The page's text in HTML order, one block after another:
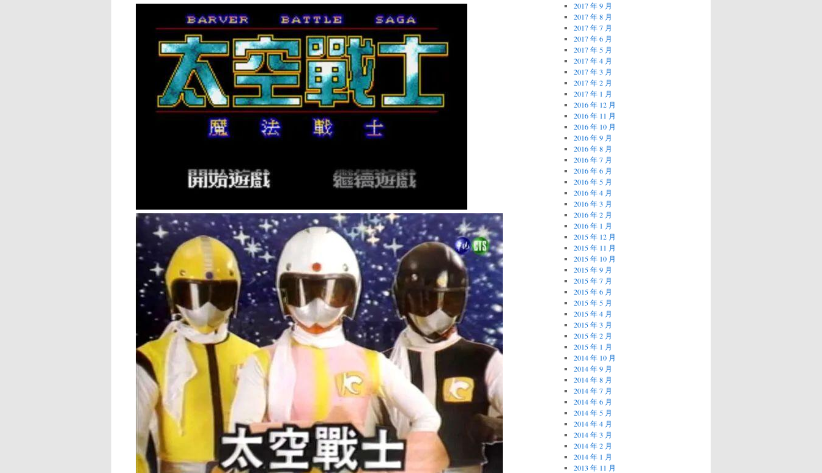
2017 年 9 月
2017 年 8 月
2017 年 7 月
2017 年 6 月
2017 年 5 月
2017 年 4 月
2017 年 3 月
2017 年 2 月
2017 年 1 月
2016 年 12 月
2016 年 11 月
2016 年 10 月
2016 年 9 月
2016 年 8 月
2016 年 7 月
2016 年 6 月
2016 年 5 月
2016 年 4 月
2016 年 3 月
2016 年 2 月
2016 年 1 月
2015 年 12 月
2015 年 11 月
2015 年 10 月
2015 年 9 月
2015 年 7 月
2015 年 6 月
2015 年 5 月
2015 年 4 月
2015 年 3 月
2015 年 2 月
2015 年 1 月
2014 年 10 月
2014 年 9 月
2014 年 8 月
2014 年 7 月
2014 年 6 月
2014 年 5 月
2014 年 4 月
2014 年 3 月
2014 年 2 月
2014 年 1 月
2013 年 11 月